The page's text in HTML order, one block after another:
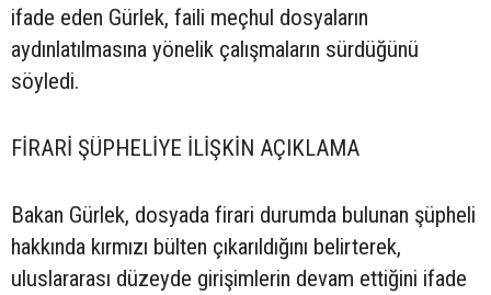
ifade eden Gürlek, faili meçhul dosyaların
aydınlatılmasına yönelik çalışmaların sürdüğünü
söyledi.
FİRARİ ŞÜPHELİYE İLİŞKİN AÇIKLAMA
Bakan Gürlek, dosyada firari durumda bulunan şüpheli
hakkında kırmızı bülten çıkarıldığını belirterek,
uluslararası düzeyde girişimlerin devam ettiğini ifade